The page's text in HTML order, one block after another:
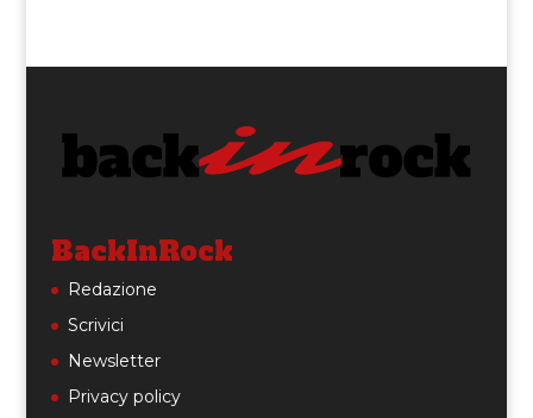
BackInRock
Redazione
Scrivici
Newsletter
Privacy policy